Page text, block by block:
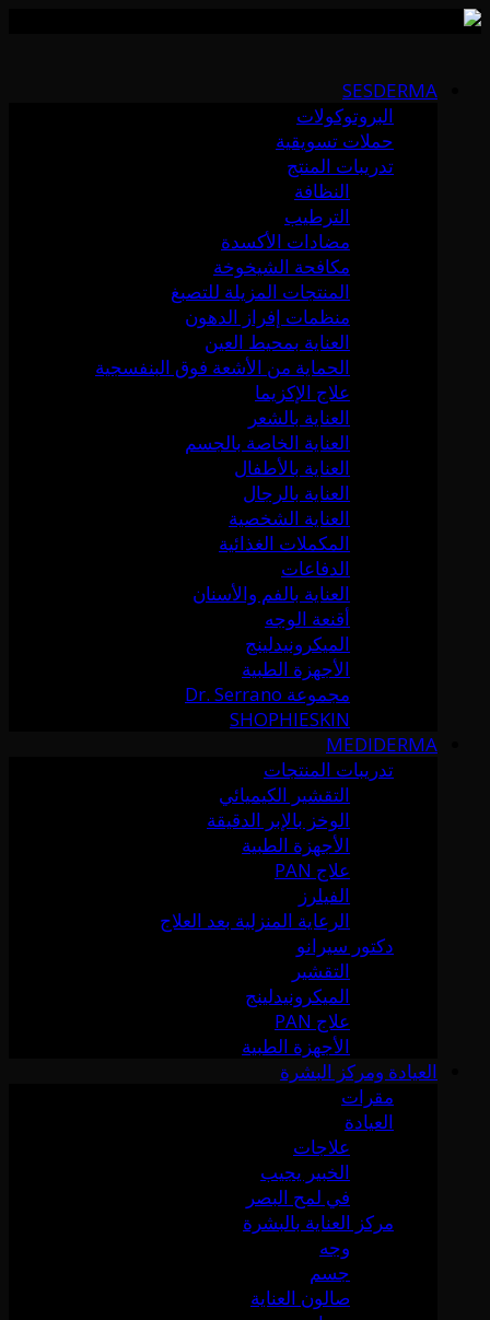
content
SESDERMA
البروتوكولات
حملات تسويقية
تدريبات المنتج
النظافة
الترطيب
مضادات الأكسدة
مكافحة الشيخوخة
المنتجات المزيلة للتصبغ
منظمات إفراز الدهون
العناية بمحيط العين
الحماية من الأشعة فوق البنفسجية
علاج الإكزيما
العناية بالشعر
العناية الخاصة بالجسم
العناية بالأطفال
العناية بالرجال
العناية الشخصية
المكملات الغذائية
الدفاعات
العناية بالفم والأسنان
أقنعة الوجه
الميكرونيدلينج
الأجهزة الطبية
مجموعة Dr. Serrano
SHOPHIESKIN
MEDIDERMA
تدريبات المنتجات
التقشير الكيميائي
الوخز بالإبر الدقيقة
الأجهزة الطبية
علاج PAN
الفيلرز
الرعاية المنزلية بعد العلاج
دكتور سيرانو
التقشير
الميكرونيدلينج
علاج PAN
الأجهزة الطبية
العيادة ومركز البشرة
مقرات
العيادة
علاجات
الخبير يجيب
في لمح البصر
مركز العناية بالبشرة
وجه
جسم
صالون العناية